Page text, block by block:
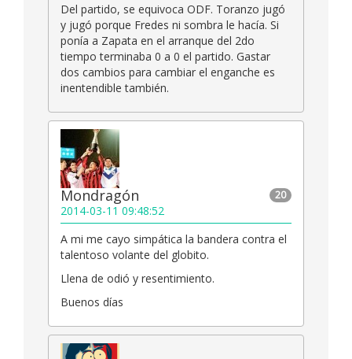
Del partido, se equivoca ODF. Toranzo jugó
y jugó porque Fredes ni sombra le hacía. Si
ponía a Zapata en el arranque del 2do
tiempo terminaba 0 a 0 el partido. Gastar
dos cambios para cambiar el enganche es
inentendible también.
20
Mondragón
2014-03-11 09:48:52
A mi me cayo simpática la bandera contra el
talentoso volante del globito.
Llena de odió y resentimiento.
Buenos días